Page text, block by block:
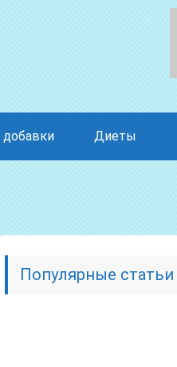
Диеты
Популярные статьи